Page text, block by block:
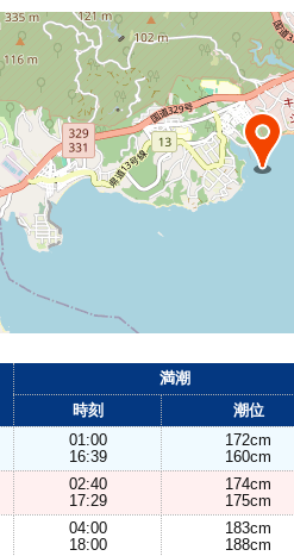
満潮
時刻
潮位
01:00
16:39
172cm
160cm
02:40
17:29
174cm
175cm
04:00
18:00
183cm
188cm